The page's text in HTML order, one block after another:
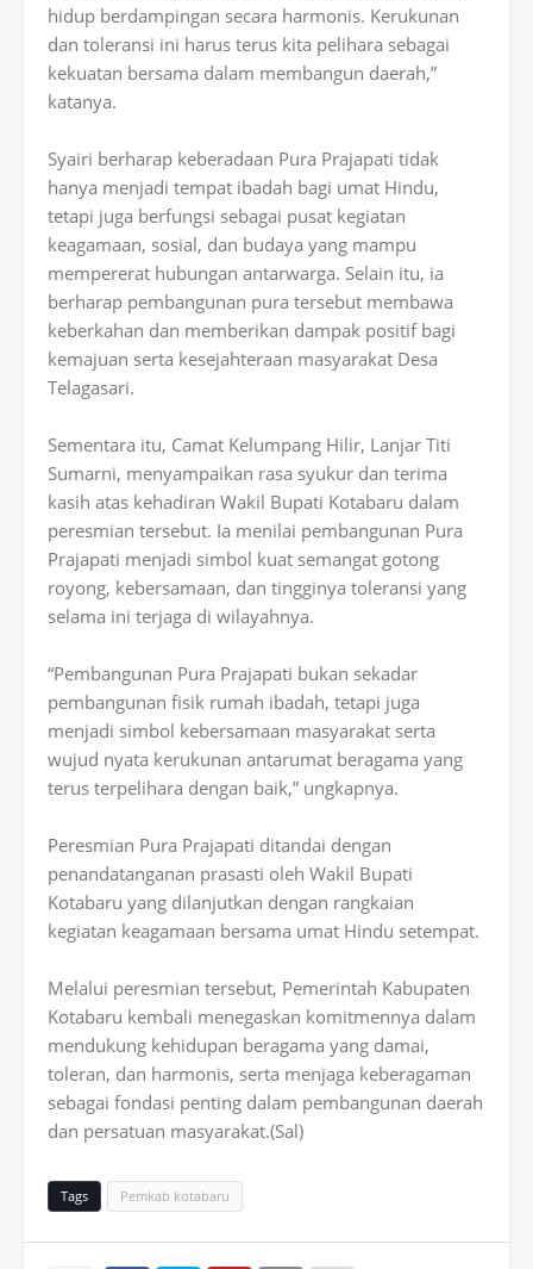
hidup berdampingan secara harmonis. Kerukunan
dan toleransi ini harus terus kita pelihara sebagai
kekuatan bersama dalam membangun daerah,”
katanya.
Syairi berharap keberadaan Pura Prajapati tidak
hanya menjadi tempat ibadah bagi umat Hindu,
tetapi juga berfungsi sebagai pusat kegiatan
keagamaan, sosial, dan budaya yang mampu
mempererat hubungan antarwarga. Selain itu, ia
berharap pembangunan pura tersebut membawa
keberkahan dan memberikan dampak positif bagi
kemajuan serta kesejahteraan masyarakat Desa
Telagasari.
Sementara itu, Camat Kelumpang Hilir, Lanjar Titi
Sumarni, menyampaikan rasa syukur dan terima
kasih atas kehadiran Wakil Bupati Kotabaru dalam
peresmian tersebut. Ia menilai pembangunan Pura
Prajapati menjadi simbol kuat semangat gotong
royong, kebersamaan, dan tingginya toleransi yang
selama ini terjaga di wilayahnya.
“Pembangunan Pura Prajapati bukan sekadar
pembangunan fisik rumah ibadah, tetapi juga
menjadi simbol kebersamaan masyarakat serta
wujud nyata kerukunan antarumat beragama yang
terus terpelihara dengan baik,” ungkapnya.
Peresmian Pura Prajapati ditandai dengan
penandatanganan prasasti oleh Wakil Bupati
Kotabaru yang dilanjutkan dengan rangkaian
kegiatan keagamaan bersama umat Hindu setempat.
Melalui peresmian tersebut, Pemerintah Kabupaten
Kotabaru kembali menegaskan komitmennya dalam
mendukung kehidupan beragama yang damai,
toleran, dan harmonis, serta menjaga keberagaman
sebagai fondasi penting dalam pembangunan daerah
dan persatuan masyarakat.(Sal)
Tags Pemkab kotabaru